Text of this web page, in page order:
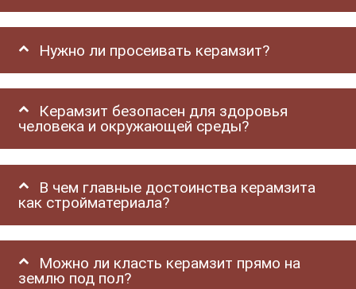
Нужно ли просеивать керамзит?
Керамзит безопасен для здоровья
человека и окружающей среды?
В чем главные достоинства керамзита
как стройматериала?
Можно ли класть керамзит прямо на
землю под пол?